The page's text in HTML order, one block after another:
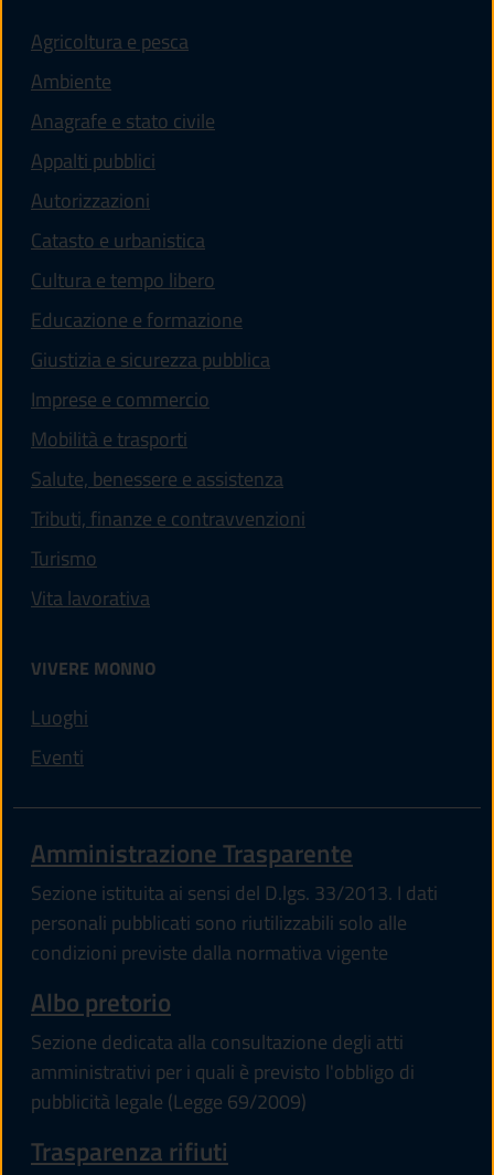
Agricoltura e pesca
Ambiente
Anagrafe e stato civile
Appalti pubblici
Autorizzazioni
Catasto e urbanistica
Cultura e tempo libero
Educazione e formazione
Giustizia e sicurezza pubblica
Imprese e commercio
Mobilità e trasporti
Salute, benessere e assistenza
Tributi, finanze e contravvenzioni
Turismo
Vita lavorativa
VIVERE MONNO
Luoghi
Eventi
Amministrazione Trasparente
Sezione istituita ai sensi del D.lgs. 33/2013. I dati
personali pubblicati sono riutilizzabili solo alle
condizioni previste dalla normativa vigente
Albo pretorio
Sezione dedicata alla consultazione degli atti
amministrativi per i quali è previsto l'obbligo di
pubblicità legale (Legge 69/2009)
Trasparenza rifiuti